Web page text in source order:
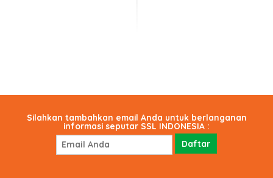
Silahkan tambahkan email Anda untuk berlanganan
informasi seputar SSL INDONESIA :